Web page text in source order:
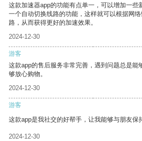
这款加速器app的功能有点单一，可以增加一些
一个自动切换线路的功能，这样就可以根据网
路，从而获得更好的加速效果。
2024-12-30
游客
这款app的售后服务非常完善，遇到问题总是能
够放心购物。
2024-12-30
游客
这款app是我社交的好帮手，让我能够与朋友保
2024-12-30